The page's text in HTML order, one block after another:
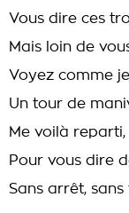
Vous dire ces
Mais loin de
Voyez comme
Un tour de
Me voilà reparti,
Pour vous dire
Sans arrêt,